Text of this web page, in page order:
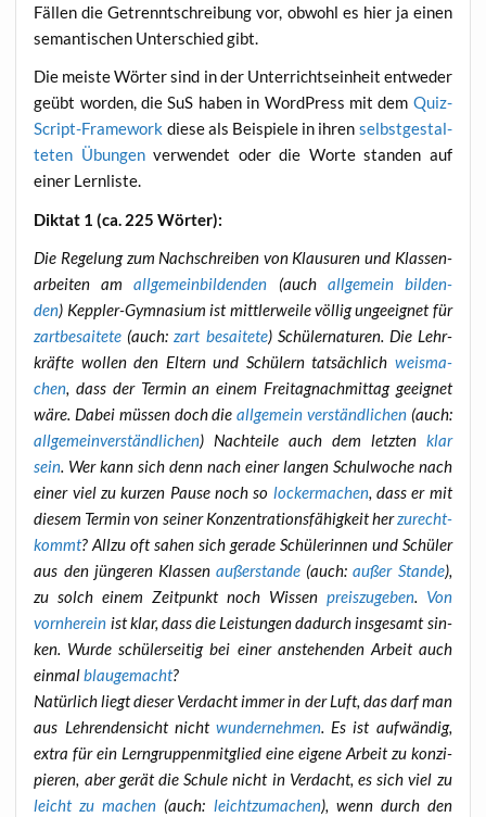
Fäl­len die Getrennt­schrei­bung vor, obwohl es hier ja einen
seman­ti­schen Unter­schied gibt.
Die meis­te Wör­ter sind in der Unter­richts­ein­heit ent­we­der
geübt wor­den, die SuS haben in Word­Press mit dem Quiz-
Script-Frame­work die­se als Bei­spie­le in ihren selbst­ge­stal­
te­ten Übun­genver­wen­det oder die Wor­te stan­den auf
einer Lernliste.
Dik­tat 1 (ca. 225 Wörter):
Die Rege­lung zum Nach­schrei­ben von Klau­su­ren und Klas­sen­
ar­bei­ten amall­ge­mein­bil­den­den (auch all­ge­mein bil­den­
den) Kepp­ler-Gym­na­si­um ist mitt­ler­wei­le völ­lig unge­eig­net für
zart­be­sai­te­te (auch:zart besai­te­te) Schü­ler­na­tu­ren. Die Lehr­
kräf­te wol­len den Eltern und Schü­lern tat­säch­lich weis­ma­
chen, dass der Ter­min an einem Frei­tag­nach­mit­tag geeig­net
wäre. Dabei müs­sen doch dieall­ge­mein ver­ständ­li­chen(auch:
all­ge­mein­ver­ständ­li­chen) Nach­tei­le auch dem letz­ten klar
sein. Wer kann sich denn nach einer lan­gen Schul­wo­che nach
einer viel zu kur­zen Pau­se noch so locker­ma­chen, dass er mit
die­sem Ter­min von sei­ner Kon­zen­tra­ti­ons­fä­hig­keit herzurecht­
kommt? All­zu oft sahen sich gera­de Schü­le­rin­nen und Schü­ler
aus den jün­ge­ren Klas­senaußer­stan­de (auch:außer Stan­de),
zu solch einem Zeit­punkt noch Wis­sen preis­zu­ge­ben. Von
vorn­her­ein ist klar, dass die Leis­tun­gen dadurch ins­ge­samt sin­
ken. Wur­de schü­ler­sei­tig bei einer anste­hen­den Arbeit auch
ein­malblau­ge­macht?
Natür­lich liegt die­ser Ver­dacht immer in der Luft, das darf man
aus Leh­ren­den­sicht nicht wun­der­neh­men. Es ist auf­wän­dig,
extra für ein Lern­grup­pen­mit­glied eine eige­ne Arbeit zu kon­zi­
pie­ren, aber gerät die Schu­le nicht in Ver­dacht, es sich viel zu
leicht zu machen (auch: leicht­zu­ma­chen), wenn durch den